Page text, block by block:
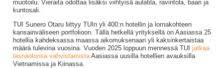
muotoilu. Vieraita odottaa lisäksi viihtyisä aulatila, ravintola, baari ja
kuntosali.
TUI Sunero Otaru liittyy TUIn yli 400:n hotellin ja lomakohteen
kansainväliseen portfolioon. Tällä hetkellä yrityksellä on Aasiassa 25
hotellia kahdeksassa maassa aikomuksenaan yli kaksinkertaistaa
määrä tulevina vuosina. Vuoden 2025 loppuun mennessä TUI jatkaa
läsnäolonsa vahvistamistaAasiassa uusilla hotellien avauksilla
Vietnamissa ja Kiinassa.